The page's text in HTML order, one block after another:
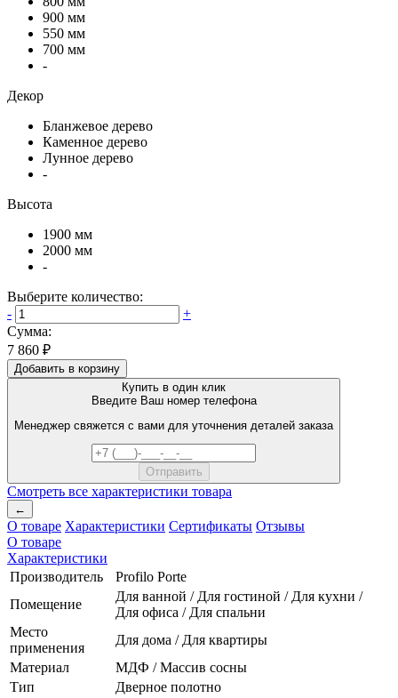
900 мм
550 мм
700 мм
-
Декор
Бланжевое дерево
Каменное дерево
Лунное дерево
-
Высота
1900 мм
2000 мм
-
Выберите количество:
-
+
Сумма:
7 860 ₽
Добавить в корзину
Купить в один клик
Введите Ваш номер телефона
Менеджер свяжется с вами для уточнения деталей заказа
Смотреть все характеристики товара
←
О товаре Характеристики Сертификаты Отзывы
О товаре
Характеристики
Производитель
Profilo Porte
Помещение
Для ванной / Для гостиной / Для кухни /
Для офиса / Для спальни
Место
применения
Для дома / Для квартиры
Материал
МДФ / Массив сосны
Тип
Дверное полотно